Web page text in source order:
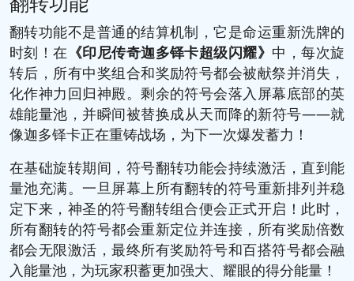
翻转功能不是普通的结算机制，它是命运重新洗牌的
时刻！在 《印尼传奇迦多铎卡超级闪耀》 中，每次旋
转后，所有中奖组合和奖励符号都会被献祭并消失，
化作神力回归神殿。剩余的符号会落入屏幕底部的英
雄能量池，并瞬间被替换成从天而降的新符号——就
像迦多铎卡正在重铸战场，为下一次爆发蓄力！
在基础旋转期间，符号翻转功能会持续激活，直到能
量池充满。一旦屏幕上所有翻转的符号重新排列并稳
定下来，神圣的符号翻转组合便会正式开启！此时，
所有翻转的符号都会重新定位并连接，所有奖励倍数
都会无限激活，最终所有奖励符号和百搭符号都会融
入能量池，为玩家积蓄更加强大、耀眼的得分能量！